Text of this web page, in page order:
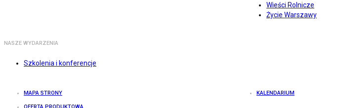
Wieści Rolnicze
Życie Warszawy
NASZE WYDARZENIA
Szkolenia i konferencje
MAPA STRONY KALENDARIUM